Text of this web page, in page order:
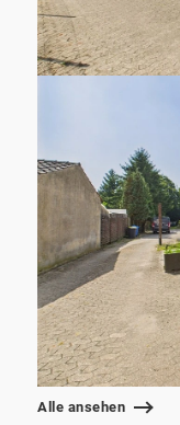
Alle ansehen